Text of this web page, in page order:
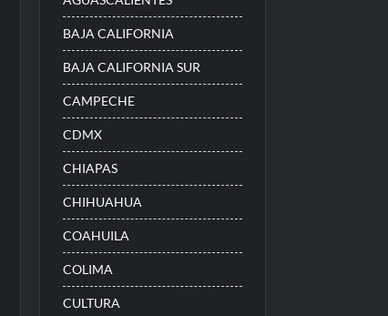
BAJA CALIFORNIA
BAJA CALIFORNIA SUR
CAMPECHE
CDMX
CHIAPAS
CHIHUAHUA
COAHUILA
COLIMA
CULTURA